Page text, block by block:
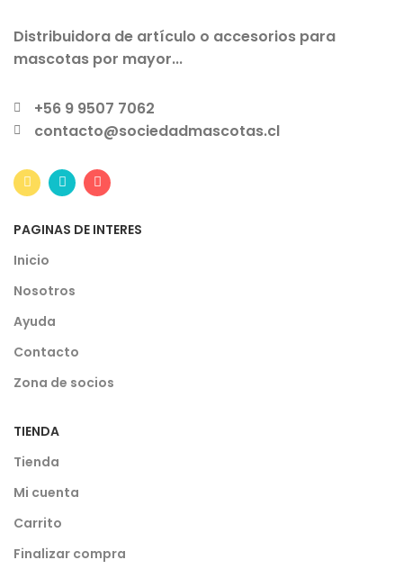
Distribuidora de artículo o accesorios para
mascotas por mayor...
+56 9 9507 7062
contacto@sociedadmascotas.cl
PAGINAS DE INTERES
Inicio
Nosotros
Ayuda
Contacto
Zona de socios
TIENDA
Tienda
Mi cuenta
Carrito
Finalizar compra